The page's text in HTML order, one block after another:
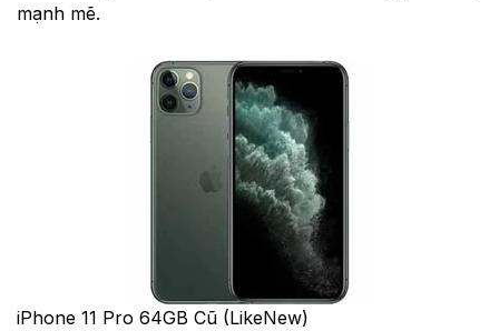
mạnh mẽ.
iPhone 11 Pro 64GB Cũ (LikeNew)